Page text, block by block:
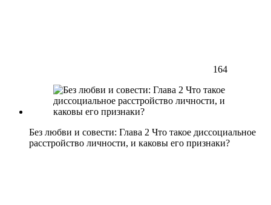
164
Без любви и совести: Глава 2 Что такое диссоциальное
расстройство личности, и каковы его признаки?